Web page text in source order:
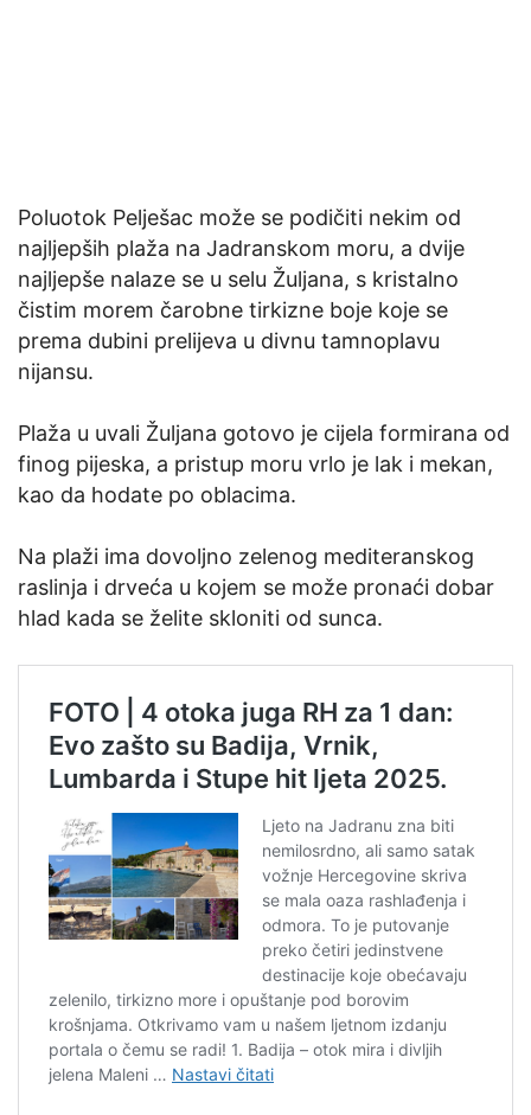
Poluotok Pelješac može se podičiti nekim od
najljepših plaža na Jadranskom moru, a dvije
najljepše nalaze se u selu Žuljana, s kristalno
čistim morem čarobne tirkizne boje koje se
prema dubini prelijeva u divnu tamnoplavu
nijansu.
Plaža u uvali Žuljana gotovo je cijela formirana od
finog pijeska, a pristup moru vrlo je lak i mekan,
kao da hodate po oblacima.
Na plaži ima dovoljno zelenog mediteranskog
raslinja i drveća u kojem se može pronaći dobar
hlad kada se želite skloniti od sunca.